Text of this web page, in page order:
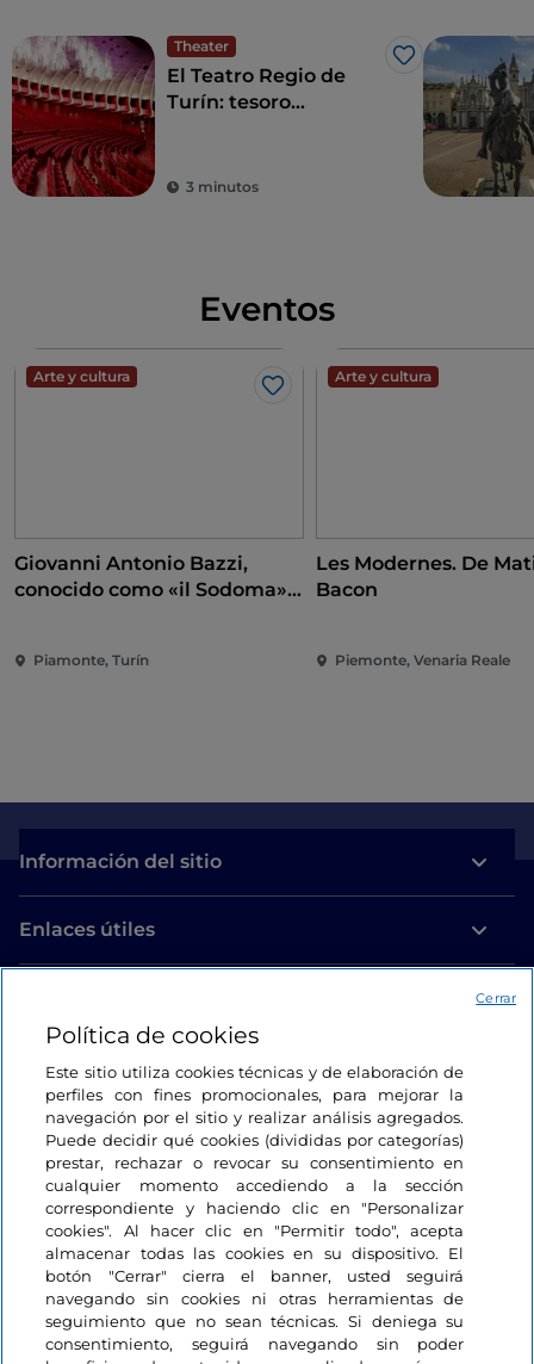
Theater
Me gusta
El Teatro Regio de
Turín: tesoro
3 minutos
Eventos
Arte y cultura
Me gusta
Giovanni Antonio Bazzi,
conocido como «il Sodoma».
Piamonte, Turín
Arte y cultura
Les Modernes. De
Bacon
Piemonte, Venaria Reale
Información del sitio
Enlaces útiles
Estamos en contacto
Política de cookies
Este sitio utiliza cookies técnicas y de elaboración de
perfiles con fines promocionales, para mejorar la
navegación por el sitio y realizar análisis agregados.
Puede decidir qué cookies (divididas por categorías)
prestar, rechazar o revocar su consentimiento en
cualquier momento accediendo a la sección
correspondiente y haciendo clic en "Personalizar
cookies". Al hacer clic en "Permitir todo", acepta
almacenar todas las cookies en su dispositivo. El
botón "Cerrar" cierra el banner, usted seguirá
navegando sin cookies ni otras herramientas de
seguimiento que no sean técnicas. Si deniega su
consentimiento, seguirá navegando sin poder
Cerrar